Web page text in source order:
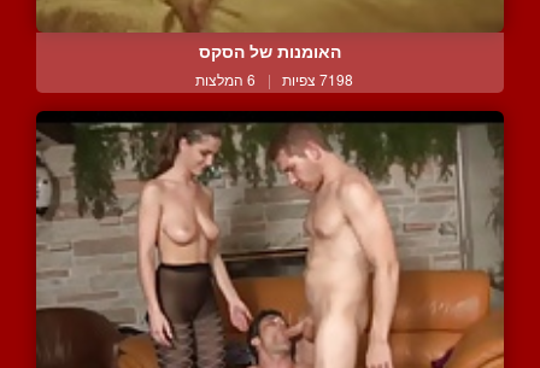
האומנות של הסקס
7198 צפיות | 6 המלצות